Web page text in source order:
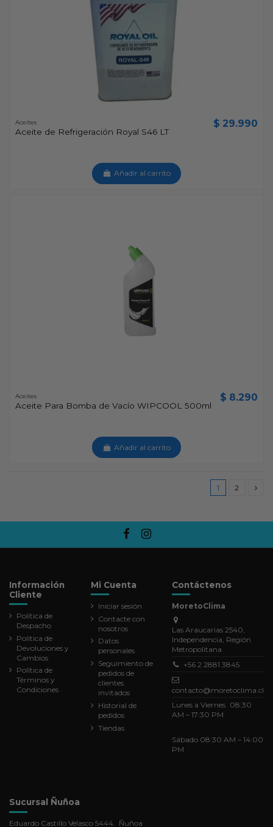
Aceites
Aceite de Refrigeración Royal S46 LT
$ 29.990
Añadir al carrito
Aceites
Aceite Para Bomba de Vacío WIPCOOL 500ml
$ 8.290
Añadir al carrito
1 2
Información
Cliente
Política de
Despacho
Política de
Devoluciones y
Cambios
Política de
Términos y
Condiciones
Mi Cuenta
Iniciar sesión
Contacte con
nosotros
Datos
personales
Seguimiento de
pedidos de
clientes
invitados
Historial de
pedidos
Tiendas
Contáctenos
MoretoClima
Las Araucarias 2540,
Independencia, Región
Metropolitana
+56 2 2881 3845
contacto@moretoclima.cl
Lunes a Viernes 08:30
AM – 17:30 PM
Sábado 08:30 AM – 14:00
PM
Sucursal Ñuñoa
Eduardo Castillo Velasco 5444. Ñuñoa